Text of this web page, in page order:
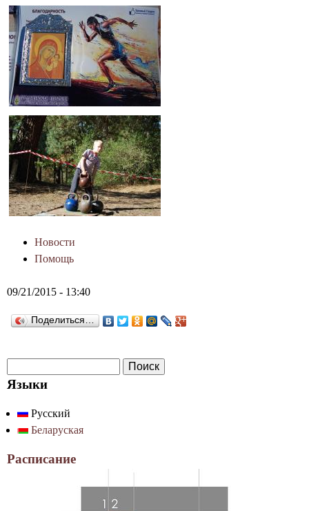
Новости
Помощь
09/21/2015 - 13:40
Поделиться…
Ф
р
м
а
о
с
к
Языки
Русский
Беларуская
Расписание